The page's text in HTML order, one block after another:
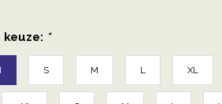
keuze: *
S M L XL